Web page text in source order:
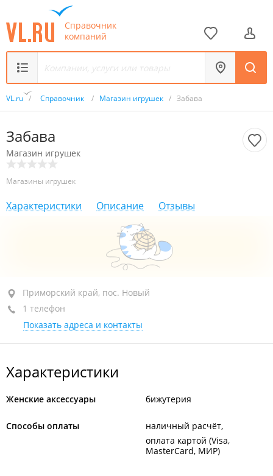
Справочник
компаний
VL.ru / Справочник / Магазин игрушек / Забава
Забава
Магазин игрушек
Магазины игрушек
Характеристики Описание Отзывы
Приморский край, пос. Новый, ул. Ленина, 5А
+7 902 484-24-16
закрыто, откроется в 09:00
Приморский край, пос. Новый
1 телефон
Показать адреса и контакты
Характеристики
Женские аксессуары бижутерия
Способы оплаты
наличный расчёт
оплата картой (Visa,
MasterCard, МИР)